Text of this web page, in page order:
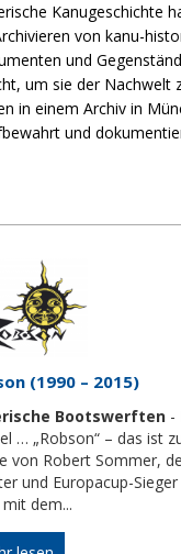
Kanugeschichte
von kanu-
und
um sie der Nachwelt
in einem Archiv in
und
(1990 – 2015)
Bootswerften -
… „Robson“ – das ist
von Robert Sommer,
und Europacup-
dem...